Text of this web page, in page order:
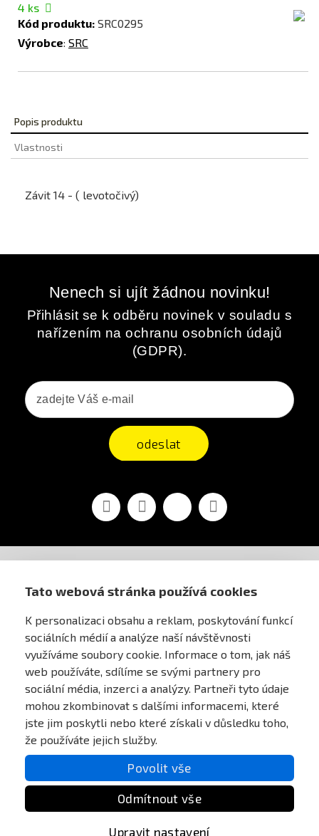
Tato webová stránka používá cookies
K personalizaci obsahu a reklam, poskytování funkcí
sociálních médií a analýze naší návštěvnosti
využíváme soubory cookie. Informace o tom, jak náš
web používáte, sdílíme se svými partnery pro
sociální média, inzerci a analýzy. Partneři tyto údaje
mohou zkombinovat s dalšími informacemi, které
jste jim poskytli nebo které získali v důsledku toho,
že používáte jejich služby.
Povolit vše
Odmítnout vše
Upravit nastavení
4 ks
Kód produktu: SRC0295
Výrobce: SRC
Popis produktu
Vlastnosti
Závit 14 - ( levotočivý)
Nenech si ujít žádnou novinku!
Přihlásit se k odběru novinek v souladu s
nařízením na ochranu osobních údajů
(GDPR).
odeslat
FacebookYouTubeVimeo Instagram
AIRSOFT OBCHOD PRAHA
PRO ZÁKAZNÍKY
MŮJ ÚČET
ONLINE PLATEBNÍ BRÁNA